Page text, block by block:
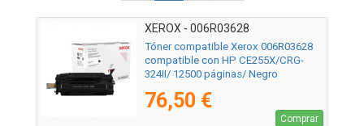
XEROX - 006R03628
Tóner compatible Xerox 006R03628
compatible con HP CE255X/CRG-
324II/ 12500 páginas/ Negro
76,50 €
Comprar